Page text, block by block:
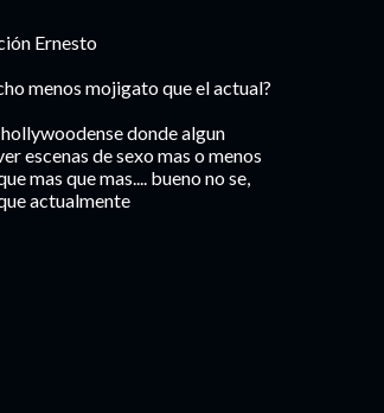
Ernesto
menos mojigato que el actual?
donde algun
escenas de sexo mas o menos
mas que mas.... bueno no se,
actualmente